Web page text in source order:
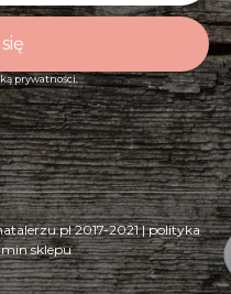
prywatności.
2017-2021 |polityka
sklepu